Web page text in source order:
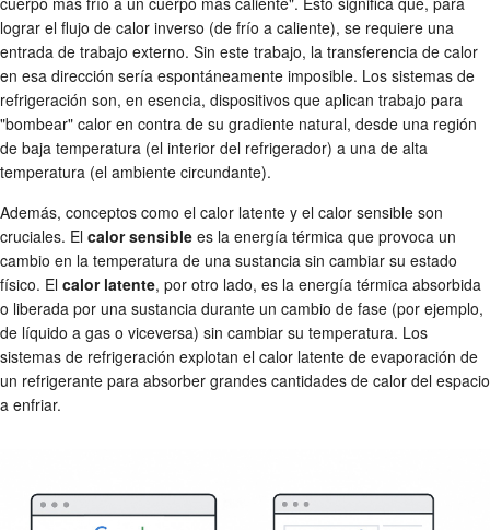
lograr el flujo de calor inverso (de frío a caliente), se requiere una
entrada de trabajo externo. Sin este trabajo, la transferencia de calor
en esa dirección sería espontáneamente imposible. Los sistemas de
refrigeración son, en esencia, dispositivos que aplican trabajo para
"bombear" calor en contra de su gradiente natural, desde una región
de baja temperatura (el interior del refrigerador) a una de alta
temperatura (el ambiente circundante).
Además, conceptos como el calor latente y el calor sensible son
cruciales. El calor sensible es la energía térmica que provoca un
cambio en la temperatura de una sustancia sin cambiar su estado
físico. El calor latente, por otro lado, es la energía térmica absorbida
o liberada por una sustancia durante un cambio de fase (por ejemplo,
de líquido a gas o viceversa) sin cambiar su temperatura. Los
sistemas de refrigeración explotan el calor latente de evaporación de
un refrigerante para absorber grandes cantidades de calor del espacio
a enfriar.